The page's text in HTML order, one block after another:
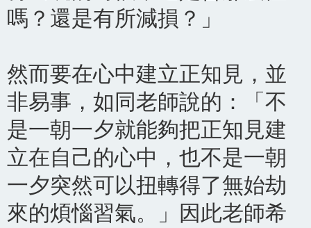
嗎？還是有所減損？」
然而要在心中建立正知見，並
非易事，如同老師說的：「不
是一朝一夕就能夠把正知見建
立在自己的心中，也不是一朝
一夕突然可以扭轉得了無始劫
來的煩惱習氣。」因此老師希